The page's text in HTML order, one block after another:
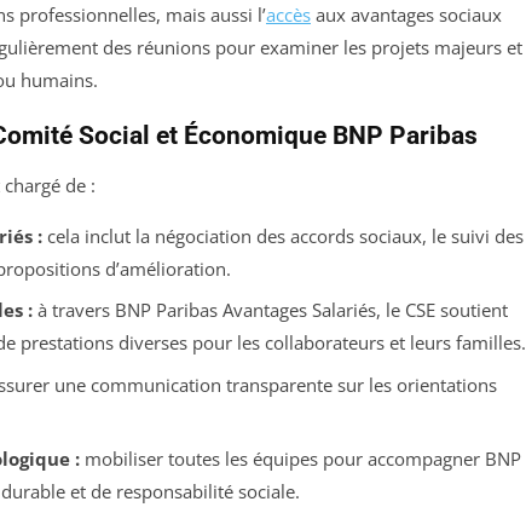
professionnelles, mais aussi l’accès aux avantages sociaux
des réunions pour examiner les projets majeurs et
humains.
Social et Économique BNP Paribas
de :
:cela inclut la négociation des accords sociaux, le suivi des
d’amélioration.
:à travers BNP Paribas Avantages Salariés, le CSE soutient
prestations diverses pour les collaborateurs et leurs familles.
une communication transparente sur les orientations
:mobiliser toutes les équipes pour accompagner BNP
et de responsabilité sociale.